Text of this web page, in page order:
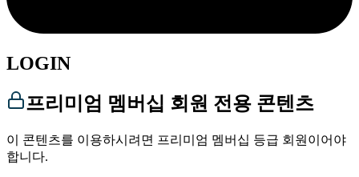
LOGIN
프리미엄 멤버십 회원 전용 콘텐츠
이 콘텐츠를 이용하시려면 프리미엄 멤버십 등급 회원이어야
합니다.